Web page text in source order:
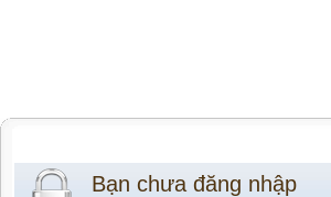
Bạn chưa đăng nhập